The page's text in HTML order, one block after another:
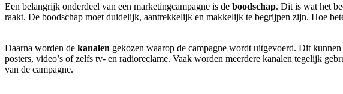
Een belangrijk onderdeel van een marketingcampagne is de boodschap. Dit is wat het
raakt. De boodschap moet duidelijk, aantrekkelijk en makkelijk te begrijpen zijn. Hoe
Daarna worden de kanalen gekozen waarop de campagne wordt uitgevoerd. Dit
posters, video’s of zelfs tv- en radioreclame. Vaak worden meerdere kanalen tegelijk
van de campagne.